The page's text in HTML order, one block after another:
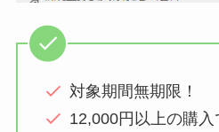
対象期間無期限！
12,000円以上の購入